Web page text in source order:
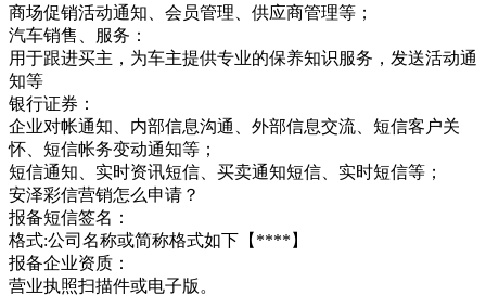
商场促销活动通知、会员管理、供应商管理等；
汽车销售、服务：
用于跟进买主，为车主提供专业的保养知识服务，发送活动通
知等
银行证券：
企业对帐通知、内部信息沟通、外部信息交流、短信客户关
怀、短信帐务变动通知等；
短信通知、实时资讯短信、买卖通知短信、实时短信等；
安泽彩信营销怎么申请？
报备短信签名：
格式:公司名称或简称格式如下【****】
报备企业资质：
营业执照扫描件或电子版。